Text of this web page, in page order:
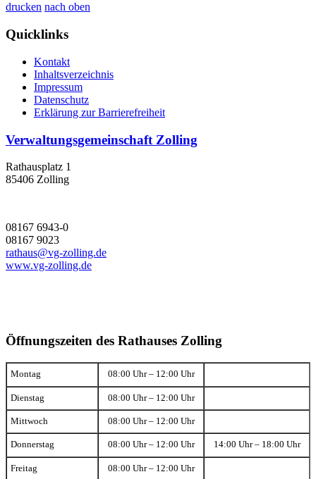
drucken nach oben
Quicklinks
Kontakt
Inhaltsverzeichnis
Impressum
Datenschutz
Erklärung zur Barrierefreiheit
Verwaltungsgemeinschaft Zolling
Rathausplatz 1
85406 Zolling
08167 6943-0
08167 9023
rathaus@vg-zolling.de
www.vg-zolling.de
Öffnungszeiten des Rathauses Zolling
Montag 08:00 Uhr – 12:00 Uhr
Dienstag 08:00 Uhr – 12:00 Uhr
Mittwoch 08:00 Uhr – 12:00 Uhr
Donnerstag 08:00 Uhr – 12:00 Uhr 14:00 Uhr – 18:00 Uhr
Freitag 08:00 Uhr – 12:00 Uhr